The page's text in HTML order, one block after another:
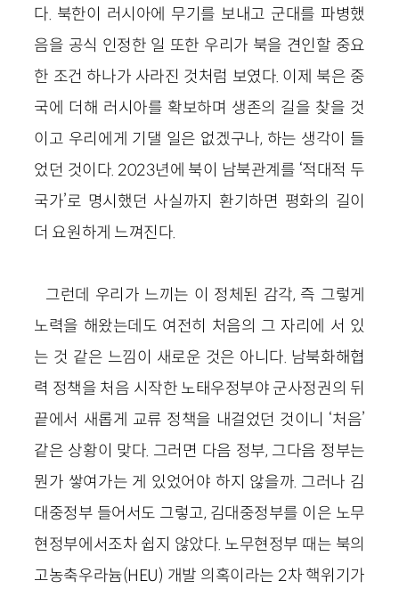
다. 북한이 러시아에 무기를 보내고 군대를 파병했
음을 공식 인정한 일 또한 우리가 북을 견인할 중요
한 조건 하나가 사라진 것처럼 보였다. 이제 북은 중
국에 더해 러시아를 확보하며 생존의 길을 찾을 것
이고 우리에게 기댈 일은 없겠구나, 하는 생각이 들
었던 것이다. 2023년에 북이 남북관계를 ‘적대적 두
국가’로 명시했던 사실까지 환기하면 평화의 길이
더 요원하게 느껴진다.
그런데 우리가 느끼는 이 정체된 감각, 즉 그렇게
노력을 해왔는데도 여전히 처음의 그 자리에 서 있
는 것 같은 느낌이 새로운 것은 아니다. 남북화해협
력 정책을 처음 시작한 노태우정부야 군사정권의 뒤
끝에서 새롭게 교류 정책을 내걸었던 것이니 ‘처음’
같은 상황이 맞다. 그러면 다음 정부, 그다음 정부는
뭔가 쌓여가는 게 있었어야 하지 않을까. 그러나 김
대중정부 들어서도 그렇고, 김대중정부를 이은 노무
현정부에서조차 쉽지 않았다. 노무현정부 때는 북의
고농축우라늄(HEU) 개발 의혹이라는 2차 핵위기가